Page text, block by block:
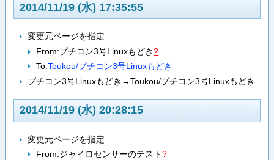
2014/11/19 (水) 17:35:55
変更元ページを指定
From:プチコン3号Linuxもどき?
To:Toukou/プチコン3号Linuxもどき
プチコン3号Linuxもどき→Toukou/プチコン3号Linuxもどき
2014/11/19 (水) 20:28:15
変更元ページを指定
From:ジャイロセンサーのテスト?